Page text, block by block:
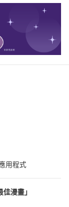
用程式
漫畫」